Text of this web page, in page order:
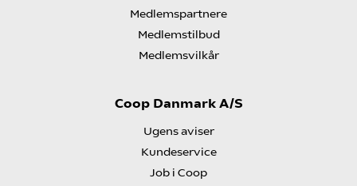
Medlemspartnere
Medlemstilbud
Medlemsvilkår
Coop Danmark A/S
Ugens aviser
Kundeservice
Job i Coop